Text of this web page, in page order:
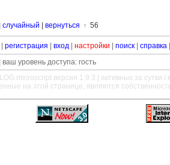
случайный вернуться ↑ 56
регистрация вход настройки поиск справка
уровень доступа: гость
версия 1.9.3 | активных за сутки /
на этой странице, являются
—————————————————